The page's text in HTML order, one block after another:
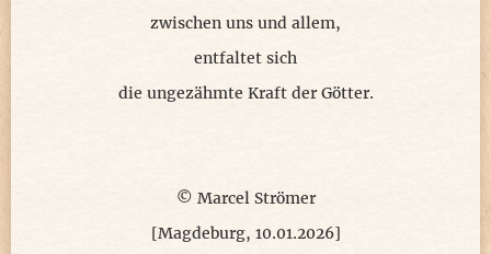
zwischen uns und allem,
entfaltet sich
die ungezähmte Kraft der Götter.
© Marcel Strömer
[Magdeburg, 10.01.2026]